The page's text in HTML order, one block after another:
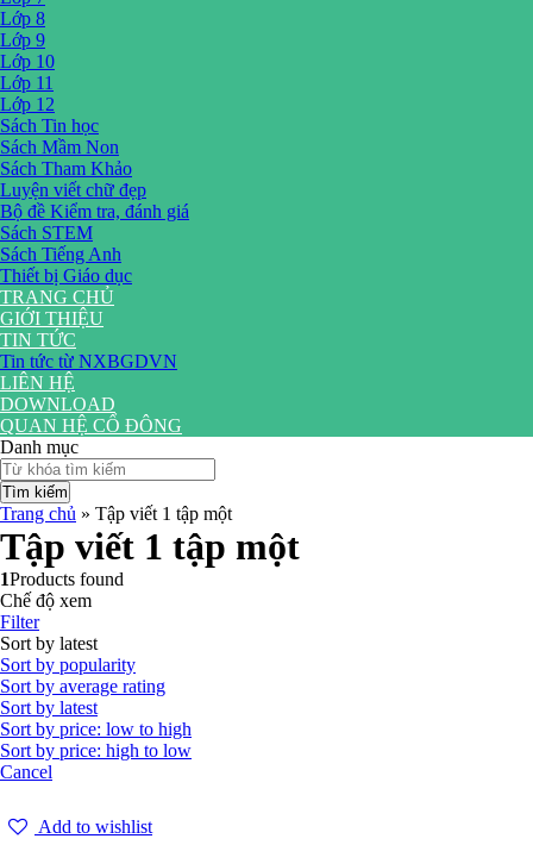
Lớp 8
Lớp 9
Lớp 10
Lớp 11
Lớp 12
Sách Tin học
Sách Mầm Non
Sách Tham Khảo
Luyện viết chữ đẹp
Bộ đề Kiểm tra, đánh giá
Sách STEM
Sách Tiếng Anh
Thiết bị Giáo dục
TRANG CHỦ
GIỚI THIỆU
TIN TỨC
Tin tức từ NXBGDVN
LIÊN HỆ
DOWNLOAD
QUAN HỆ CỔ ĐÔNG
Danh mục
Tìm kiếm
Trang chủ » Tập viết 1 tập một
Tập viết 1 tập một
1Products found
Chế độ xem
Filter
Sort by latest
Sort by popularity
Sort by average rating
Sort by latest
Sort by price: low to high
Sort by price: high to low
Cancel
Add to wishlist